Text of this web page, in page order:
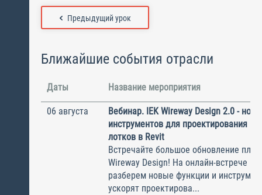
Предыдущий урок
Ближайшие события отрасли
Даты Название мероприятия
06 августа
Вебинар. IEK Wireway Design 2.0 -
инструментов для проектирования
лотков в Revit
Встречайте большое обновление
Wireway Design! На онлайн-встрече
разберем новые функции и
ускорят проектирова...